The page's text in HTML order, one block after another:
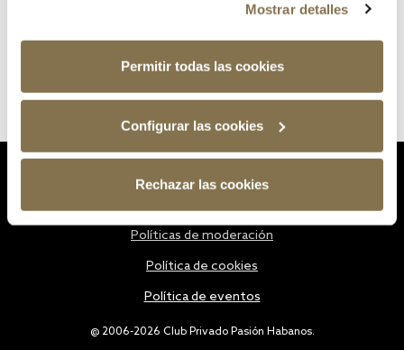
Mostrar detalles
Permitir todas las cookies
Configurar las cookies
Rechazar las cookies
@ 2006-2026 Club Privado Pasión Habanos.
Políticas de moderación
Política de cookies
Política de eventos